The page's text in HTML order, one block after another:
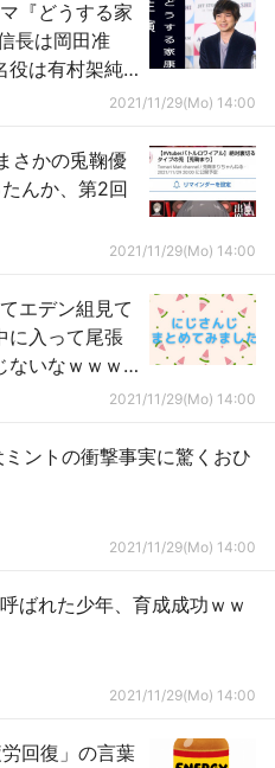
『どうする家
役は有村架純
2021/11/29(Mo) 14:00
さかの兎鞠優
んか、第2回
2021/11/29(Mo) 14:00
エデン組見て
に入って尾張
ないなｗｗｗ
2021/11/29(Mo) 14:00
ントの衝撃事実に驚くおひ
2021/11/29(Mo) 14:00
ばれた少年、育成成功ｗｗ
2021/11/29(Mo) 14:00
回復」の言葉